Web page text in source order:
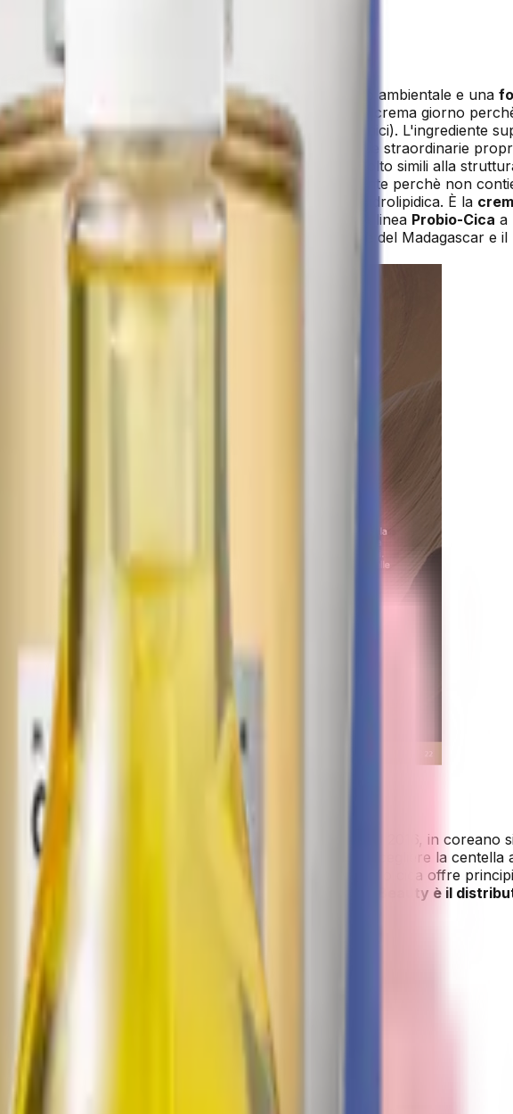
PA++++ con schermo solare chimico a basso impatto ambientale e una
fluidità e rapidità di assorbimento. Puoi usarla come crema giorno
della pelle con 2 settimane di uso costante (studi clinici). L'ingrediente
anemoni dell'isola di Jeju e non da batteri vivi. Le sue straordinarie
e l'ossidazione. Contiene inoltrecica-ceramidi
molto simili alla
Ampouleè lacrema solare visoche rispetta l'ambiente perchè non
anti-age grazie all'azione di rinforzo della barriera idrolipidica. È la
il test specifico di irritazione degli occhi. Scopri tutta la linea Probio-Cica a
speciale versione di
proviene esclusivamente del Madagascar e
centella skincarecompleta.
di . Fondato nel 2016, in coreano
Le ricerche dei fondatori hanno portato a scegliere la centella
medicina tradizione coreana
Hanbang
o cica offre
che soddisfano le esigenze di tutti i tipi di pelle.
The K Beauty è il